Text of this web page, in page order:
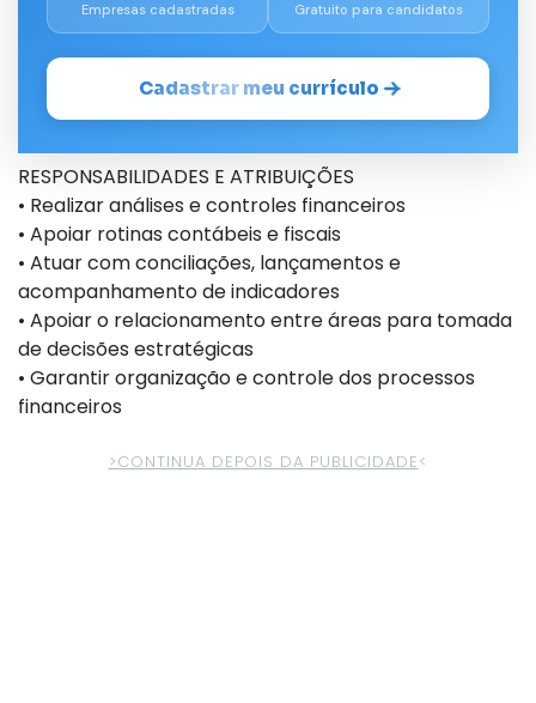
Empresas cadastradas Gratuito para candidatos
Cadastrar meu currículo
RESPONSABILIDADES E ATRIBUIÇÕES
• Realizar análises e controles financeiros
• Apoiar rotinas contábeis e fiscais
• Atuar com conciliações, lançamentos e
acompanhamento de indicadores
• Apoiar o relacionamento entre áreas para tomada
de decisões estratégicas
• Garantir organização e controle dos processos
financeiros
>CONTINUA DEPOIS DA PUBLICIDADE<